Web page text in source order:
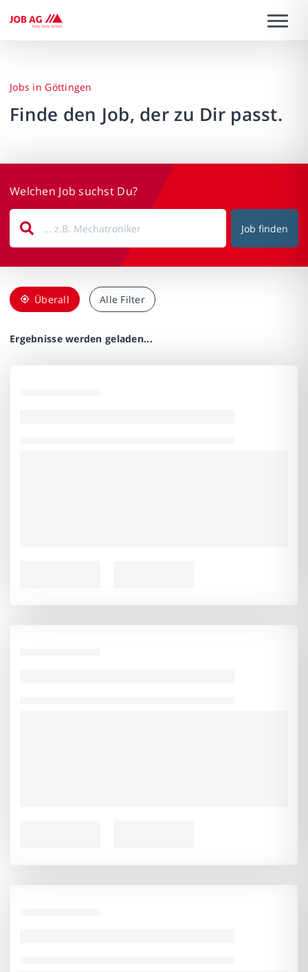
Jobs in Göttingen
Finde den Job, der zu Dir passt.
Welchen Job suchst Du?
Job finden
Überall Alle Filter
Ergebnisse werden geladen...